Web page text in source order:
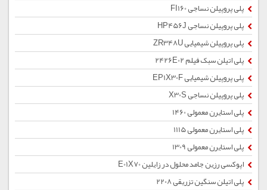
پلی پروپیلن نساجی FI160
پلی پروپیلن نساجی HP456J
پلی پروپیلن شیمیایی ZR348U
پلی اتیلن سبک فیلم 2426E02
پلی پروپیلن شیمیایی EP1X30F
پلی پروپیلن نساجی X30S
پلی استایرن معمولی 1460
پلی استایرن معمولی 1115
پلی استایرن معمولی 1309
اپوکسی رزین جامد محلول در زایلین E01X70
پلی اتیلن سنگین تزریقی 2208